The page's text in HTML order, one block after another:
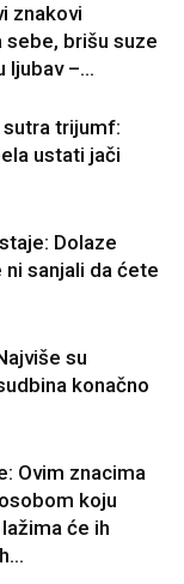
znakovi
brišu suze
ljubav –...
sutra trijumf:
ustati jači
Dolaze
sanjali da ćete
su
konačno
Ovim znacima
koju
će ih